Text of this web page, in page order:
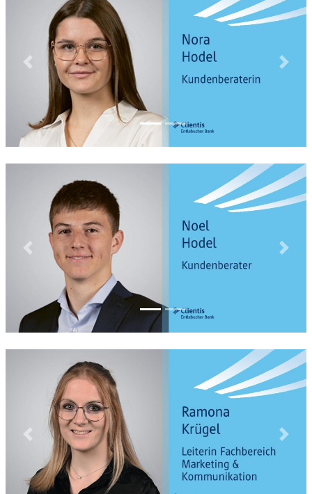
Previous Next
Previous Next
Previous Next